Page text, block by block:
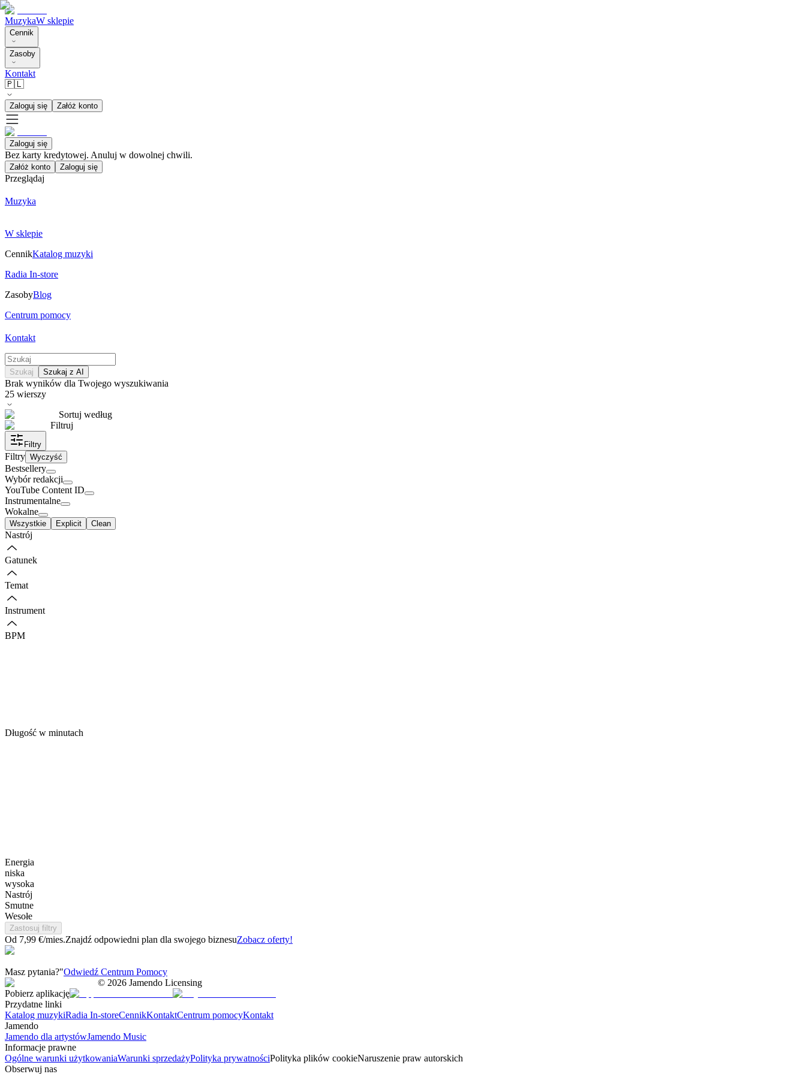
MuzykaW sklepie
Cennik
Zasoby
Kontakt
🇵🇱
Zaloguj się Załóż konto
Zaloguj się
Bez karty kredytowej. Anuluj w dowolnej chwili.
Załóż konto Zaloguj się
Przeglądaj
Muzyka
W sklepie
CennikKatalog muzyki
Radia In-store
ZasobyBlog
Centrum pomocy
Kontakt
Szukaj Szukaj z AI
Brak wyników dla Twojego wyszukiwania
25 wierszy
Sortuj według
Filtruj
Filtry
Filtry Wyczyść
Bestsellery
Wybór redakcji
YouTube Content ID
Instrumentalne
Wokalne
Wszystkie Explicit Clean
Nastrój
Gatunek
Temat
Instrument
BPM
Długość w minutach
Energia
niska
wysoka
Nastrój
Smutne
Wesołe
Zastosuj filtry
Od 7,99 €/mies.Znajdź odpowiedni plan dla swojego biznesuZobacz oferty!
Masz pytania?"Odwiedź Centrum Pomocy
© 2026 Jamendo Licensing
Pobierz aplikację
Przydatne linki
Katalog muzykiRadia In-storeCennikKontaktCentrum pomocyKontakt
Jamendo
Jamendo dla artystówJamendo Music
Informacje prawne
Ogólne warunki użytkowaniaWarunki sprzedażyPolityka prywatnościPolityka plików cookieNaruszenie praw autorskich
Obserwuj nas